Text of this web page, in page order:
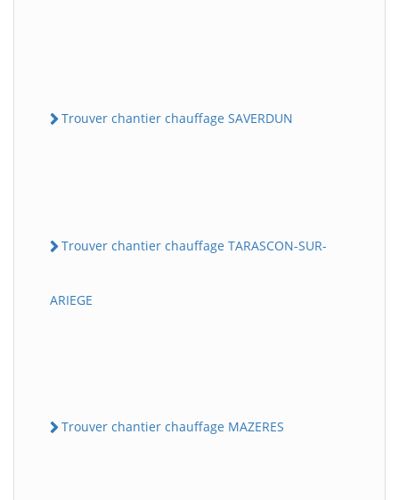
Trouver chantier chauffage SAVERDUN
Trouver chantier chauffage TARASCON-SUR-
ARIEGE
Trouver chantier chauffage MAZERES